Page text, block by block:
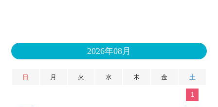
2026年08月
日 月 火 水 木 金 土
1